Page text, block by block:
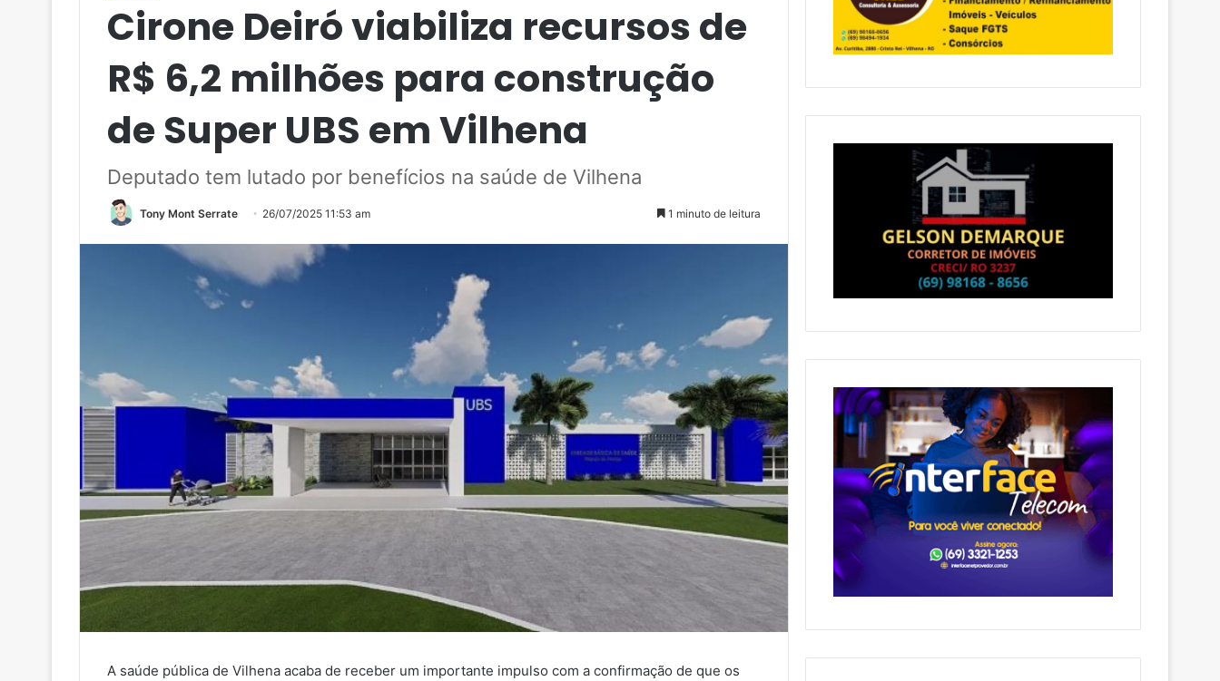
Cirone Deiró viabiliza recursos de
R$ 6,2 milhões para construção
de Super UBS em Vilhena
Deputado tem lutado por benefícios na saúde de Vilhena
Tony Mont Serrate 26/07/2025 11:53 am 1 minuto de leitura
A saúde pública de Vilhena acaba de receber um importante impulso com a confirmação de que os